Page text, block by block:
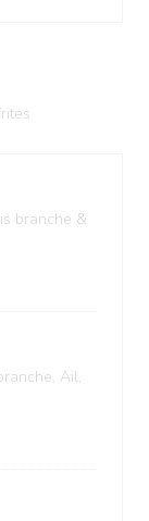
branche &
Ail,